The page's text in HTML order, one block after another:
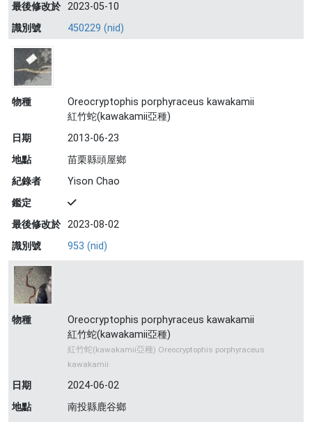
最後修改於 2023-05-10
識別號
450229 (nid)
物種
Oreocryptophis porphyraceus kawakamii
紅竹蛇(kawakamii亞種)
日期
2013-06-23
地點
苗栗縣頭屋鄉
紀錄者
Yison Chao
鑑定
最後修改於 2023-08-02
識別號
953 (nid)
物種
Oreocryptophis porphyraceus kawakamii
紅竹蛇(kawakamii亞種)
紅竹蛇(kawakamii亞種) Oreocryptophis porphyraceus
kawakamii
日期
2024-06-02
地點
南投縣鹿谷鄉